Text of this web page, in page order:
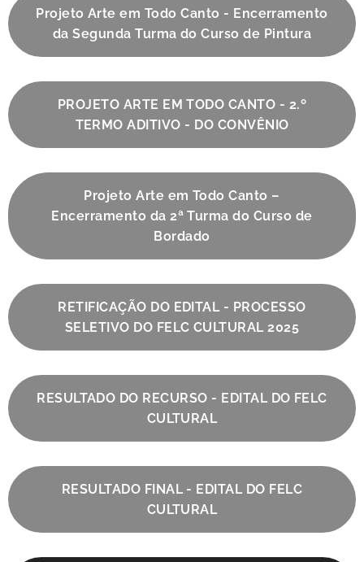
Projeto Arte em Todo Canto - Encerramento
da Segunda Turma do Curso de Pintura
PROJETO ARTE EM TODO CANTO - 2.º
TERMO ADITIVO - DO CONVÊNIO
Projeto Arte em Todo Canto –
Encerramento da 2ª Turma do Curso de
Bordado
RETIFICAÇÃO DO EDITAL - PROCESSO
SELETIVO DO FELC CULTURAL 2025
RESULTADO DO RECURSO - EDITAL DO FELC
CULTURAL
RESULTADO FINAL - EDITAL DO FELC
CULTURAL